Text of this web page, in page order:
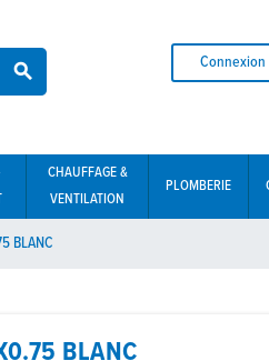
 Connexion
CHAUFFAGE &
VENTILATION
PLOMBERIE
BLANC
BLANC